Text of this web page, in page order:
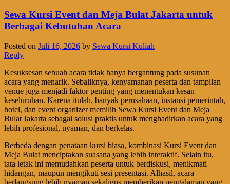
Sewa Kursi Event dan Meja Bulat Jakarta untuk
Berbagai Kebutuhan Acara
Posted on Juli 16, 2026 by Sewa Kursi Kuliah
Reply
Kesuksesan sebuah acara tidak hanya bergantung pada susunan
acara yang menarik. Sebaliknya, kenyamanan peserta dan tampilan
venue juga menjadi faktor penting yang menentukan kesan
keseluruhan. Karena itulah, banyak perusahaan, instansi pemerintah,
hotel, dan event organizer memilih Sewa Kursi Event dan Meja
Bulat Jakarta sebagai solusi praktis untuk menghadirkan acara yang
lebih profesional, nyaman, dan berkelas.
Berbeda dengan penataan kursi biasa, kombinasi Kursi Event dan
Meja Bulat menciptakan suasana yang lebih interaktif. Selain itu,
tata letak ini memudahkan peserta untuk berdiskusi, menikmati
hidangan, maupun mengikuti sesi presentasi. Alhasil, acara
berlangsung lebih nyaman sekaligus memberikan pengalaman yang